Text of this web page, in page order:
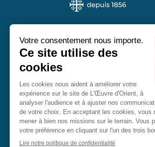
Au service des chrétiens d'Orient
01 45 48 54 46
Contactez-nous